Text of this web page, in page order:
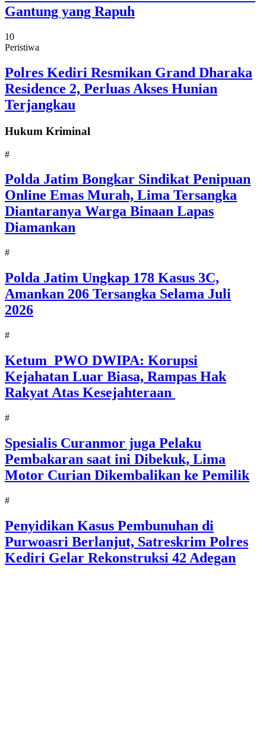
Gantung yang Rapuh
10
Peristiwa
Polres Kediri Resmikan Grand Dharaka
Residence 2, Perluas Akses Hunian
Terjangkau
Hukum Kriminal
#
Polda Jatim Bongkar Sindikat Penipuan
Online Emas Murah, Lima Tersangka
Diantaranya Warga Binaan Lapas
Diamankan
#
Polda Jatim Ungkap 178 Kasus 3C,
Amankan 206 Tersangka Selama Juli
2026
#
Ketum PWO DWIPA: Korupsi
Kejahatan Luar Biasa, Rampas Hak
Rakyat Atas Kesejahteraan
#
Spesialis Curanmor juga Pelaku
Pembakaran saat ini Dibekuk, Lima
Motor Curian Dikembalikan ke Pemilik
#
Penyidikan Kasus Pembunuhan di
Purwoasri Berlanjut, Satreskrim Polres
Kediri Gelar Rekonstruksi 42 Adegan